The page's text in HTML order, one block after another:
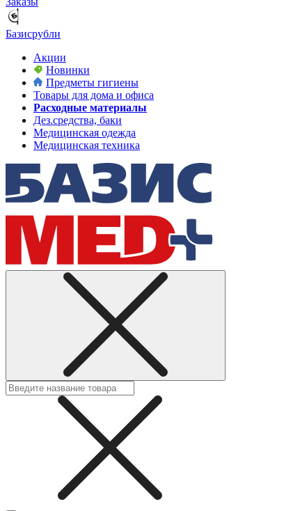
Базисрубли
Акции
Новинки
Предметы гигиены
Товары для дома и офиса
Расходные материалы
Дез.средства, баки
Медицинская одежда
Медицинская техника